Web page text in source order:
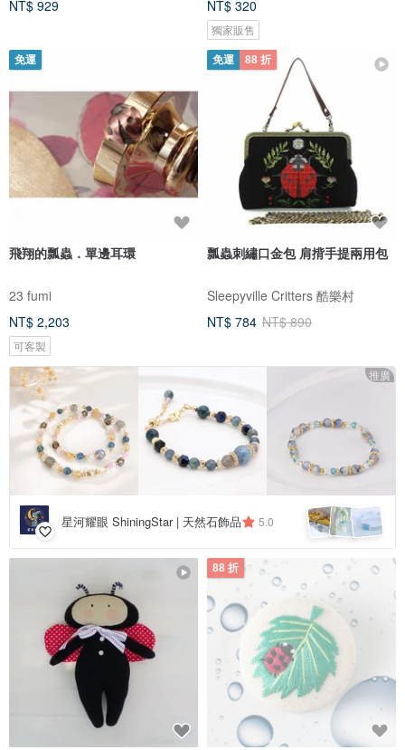
NT$ 929
NT$ 320
獨家販售
免運
飛翔的瓢蟲．單邊耳環
23 fumi
NT$ 2,203
可客製
免運 88 折
瓢蟲刺繡口金包 肩揹手提兩用包
Sleepyville Critters 酷樂村
NT$ 784 NT$ 890
推廣
星河耀眼 ShiningStar | 天然石飾品 5.0
88 折